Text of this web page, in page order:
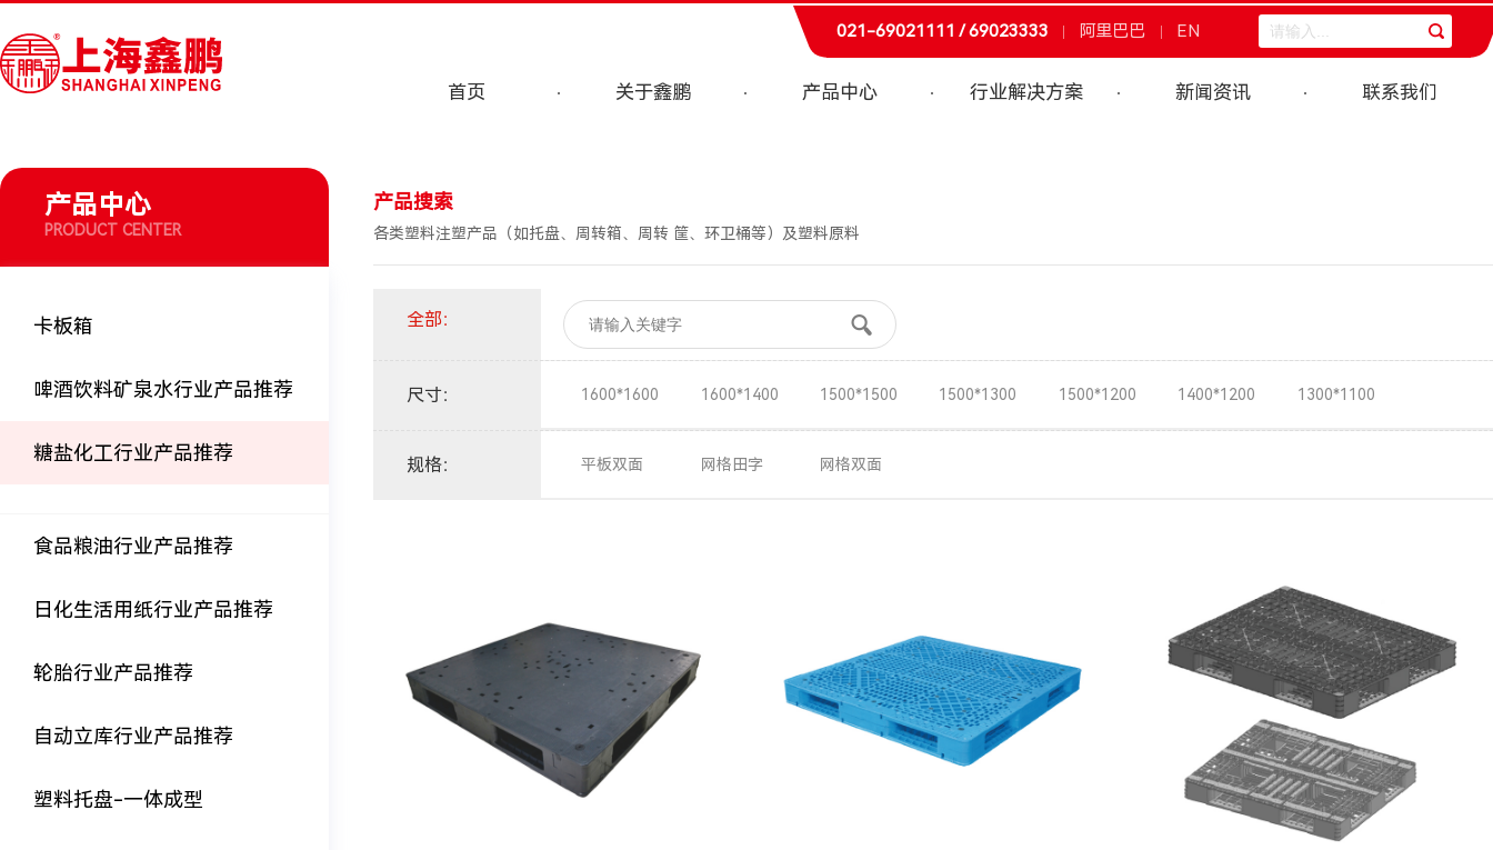
021-69021111 / 69023333 阿里巴巴 EN
首页 关于鑫鹏 产品中心 行业解决方案 新闻资讯 联系我们
产品中心
PRODUCT CENTER
卡板箱
啤酒饮料矿泉水行业产品推荐
糖盐化工行业产品推荐
食品粮油行业产品推荐
日化生活用纸行业产品推荐
轮胎行业产品推荐
自动立库行业产品推荐
塑料托盘-一体成型
产品搜索
各类塑料注塑产品（如托盘、周转箱、周转 筐、环卫桶等）及塑料原料
全部：
尺寸： 1600*1600 1600*1400 1500*1500 1500*1300 1500*1200 1400*1200 1300*1100
规格： 平板双面 网格田字 网格双面